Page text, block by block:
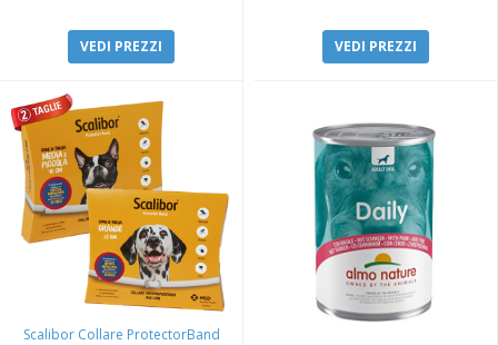
VEDI PREZZI VEDI PREZZI
Scalibor Collare ProtectorBand